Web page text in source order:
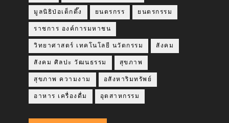
มูลนิธิป่อเต็กตึ๊ง ยนตรกรร ยนตรกรรม
ราชการ องค์การมหาชน
วิทยาศาสตร์ เทคโนโลยี นวัตกรรม สังคม
สังคม ศิลปะ วัฒนธรรม สุขภาพ
สุขภาพ ความงาม อสังหาริมทรัพย์
อาหาร เครื่องดื่ม อุตสาหกรรม